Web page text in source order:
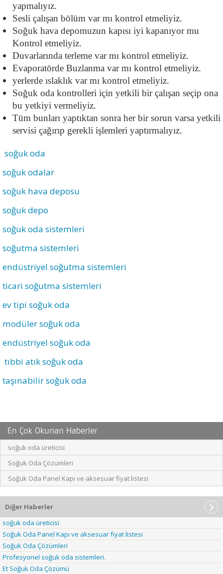
yapmalıyız.
Sesli çalışan bölüm var mı kontrol etmeliyiz.
Soğuk hava depomuzun kapısı iyi kapanıyor mu
Kontrol etmeliyiz.
Duvarlarında terleme var mı kontrol etmeliyiz.
Evaporatörde Buzlanma var mı kontrol etmeliyiz.
yerlerde ıslaklık var mı kontrol etmeliyiz.
Soğuk oda kontrolleri için yetkili bir çalışan seçip ona
bu yetkiyi vermeliyiz.
Tüm bunları yaptıktan sonra her bir sorun varsa yetkili
servisi çağırıp gerekli işlemleri yaptırmalıyız.
soğuk oda
soğuk odalar
soğuk hava deposu
soğuk depo
soğuk oda sistemleri
soğutma sistemleri
endüstriyel soğutma sistemleri
ticari soğutma sistemleri
ev tipi soğuk oda
modüler soğuk oda
endüstriyel soğuk oda
tıbbi atık soğuk oda
taşınabilir soğuk oda
En Çok Okunan Haberler
soğuk oda üreticisi
Soğuk Oda Çözümleri
Soğuk Oda Panel Kapı ve aksesuar fiyat listesi
Diğer Haberler
soğuk oda üreticisi
Soğuk Oda Panel Kapı ve aksesuar fiyat listesi
Soğuk Oda Çözümleri
Profesyonel soğuk oda sistemleri.
Et Soğuk Oda Çözümü